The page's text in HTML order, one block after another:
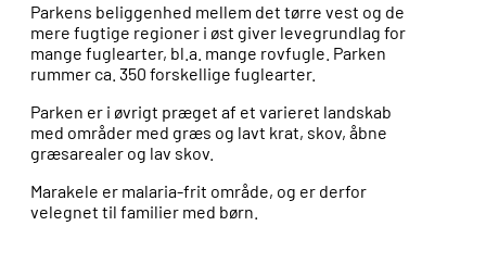
Parkens beliggenhed mellem det tørre vest og de
mere fugtige regioner i øst giver levegrundlag for
mange fuglearter, bl.a. mange rovfugle. Parken
rummer ca. 350 forskellige fuglearter.
Parken er i øvrigt præget af et varieret landskab
med områder med græs og lavt krat, skov, åbne
græsarealer og lav skov.
Marakele er malaria-frit område, og er derfor
velegnet til familier med børn.